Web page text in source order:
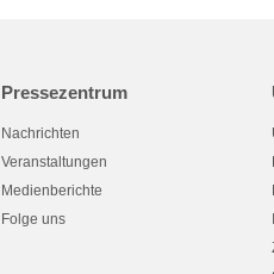
Pressezentrum
Nachrichten
Veranstaltungen
Medienberichte
Folge uns